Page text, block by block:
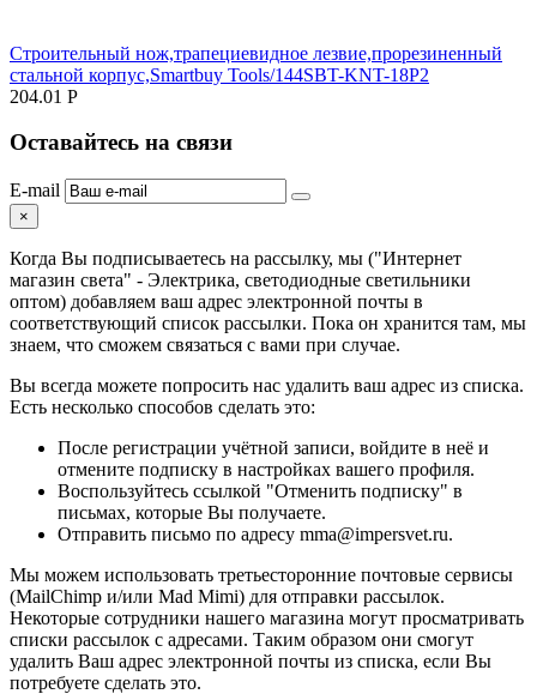
Строительный нож,трапециевидное лезвие,прорезиненный
стальной корпус,Smartbuy Tools/144SBT-KNT-18P2
204.01 Р
Оставайтесь на связи
E-mail
×
Когда Вы подписываетесь на рассылку, мы ("Интернет
магазин света" - Электрика, светодиодные светильники
оптом) добавляем ваш адрес электронной почты в
соответствующий список рассылки. Пока он хранится там, мы
знаем, что сможем связаться с вами при случае.
Вы всегда можете попросить нас удалить ваш адрес из списка.
Есть несколько способов сделать это:
После регистрации учётной записи, войдите в неё и
отмените подписку в настройках вашего профиля.
Воспользуйтесь ссылкой "Отменить подписку" в
письмах, которые Вы получаете.
Отправить письмо по адресу mma@impersvet.ru.
Мы можем использовать третьесторонние почтовые сервисы
(MailChimp и/или Mad Mimi) для отправки рассылок.
Некоторые сотрудники нашего магазина могут просматривать
списки рассылок с адресами. Таким образом они смогут
удалить Ваш адрес электронной почты из списка, если Вы
потребуете сделать это.